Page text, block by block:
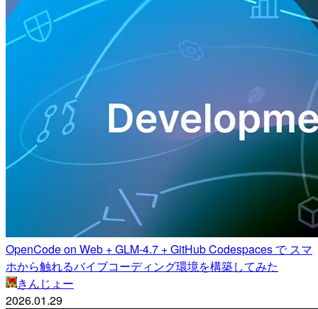
OpenCode on Web + GLM-4.7 + GitHub Codespaces で スマ
ホから触れるバイブコーディング環境を構築してみた
きんじょー
2026.01.29